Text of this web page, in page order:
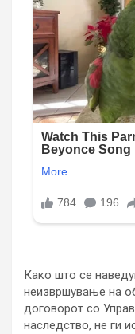
Како што се
неизвршување на
договорот со
наследство, не ги